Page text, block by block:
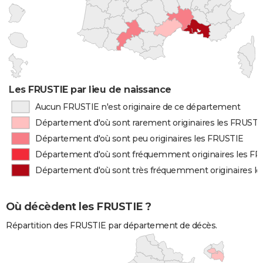
Les FRUSTIE par lieu de naissance
Aucun FRUSTIE n'est originaire de ce département
Département d'où sont rarement originaires les
Département d'où sont peu originaires les FRUSTIE
Département d'où sont fréquemment originaires les
Département d'où sont très fréquemment originaires
Où décèdent les FRUSTIE ?
Répartition des FRUSTIE par département de décès.